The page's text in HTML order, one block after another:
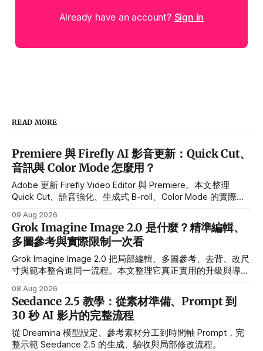
Already have an account? Sign in
READ MORE
Premiere 與 Firefly AI 影音更新：Quick Cut、
音訊與 Color Mode 怎麼用？
Adobe 更新 Firefly Video Editor 與 Premiere。本文整理
Quick Cut、語音強化、生成式 B-roll、Color Mode 的實際用
09 Aug 2026
Grok Imagine Image 2.0 是什麼？精準編輯、
多圖參考與實際限制一次看
Grok Imagine Image 2.0 把局部編輯、多圖參考、去背、改尺
寸與範本整合進同一流程。本文整理它真正實用的升級與導入
08 Aug 2026
Seedance 2.5 教學：從素材準備、Prompt 到
30 秒 AI 影片的完整流程
從 Dreamina 模型設定、參考素材分工到時間軸 Prompt，完
整示範 Seedance 2.5 的生成、驗收與局部修改流程。